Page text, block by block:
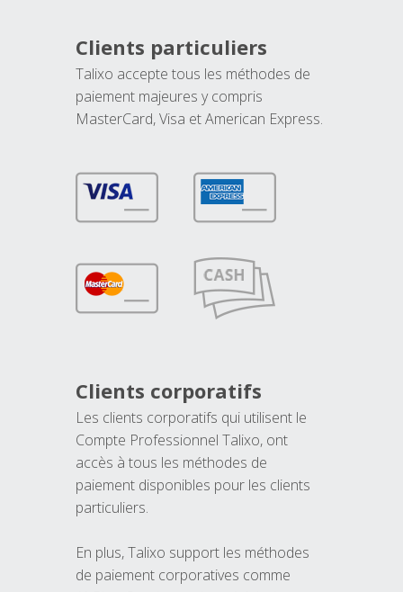
Clients particuliers
Talixo accepte tous les méthodes de
paiement majeures y compris
MasterCard, Visa et American Express.
Clients corporatifs
Les clients corporatifs qui utilisent le
Compte Professionnel Talixo, ont
accès à tous les méthodes de
paiement disponibles pour les clients
particuliers.
En plus, Talixo support les méthodes
de paiement corporatives comme